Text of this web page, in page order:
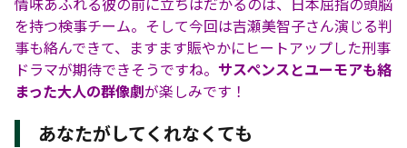
を持つ検事チーム。そして今回は吉瀬美智子さん演じる判
事も絡んできて、ますます賑やかにヒートアップした刑事
ドラマが期待できそうですね。 サスペンスとユーモアも絡
まった大人の群像劇が楽しみです！
あなたがしてくれなくても